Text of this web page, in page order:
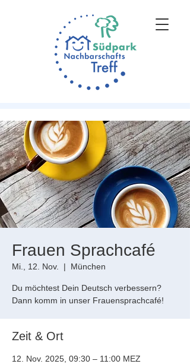
Frauen Sprachcafé
Mi., 12. Nov.
  |
München
Du möchtest Dein Deutsch verbessern?
Dann komm in unser Frauensprachcafé!
Zeit & Ort
12. Nov. 2025, 09:30 – 11:00 MEZ